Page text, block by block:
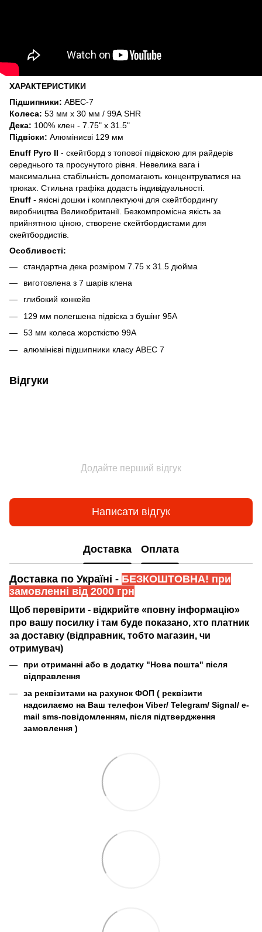
ХАРАКТЕРИСТИКИ
Підшипники: ABEC-7
Колеса: 53 мм х 30 мм / 99А SHR
Дека: 100% клен - 7.75" х 31.5"
Підвіски: Алюміниєві 129 мм
Enuff Pyro II - скейтборд з топової підвіскою для райдерів
середнього та просунутого рівня. Невелика вага і
максимальна стабільність допомагають концентруватися на
трюках. Стильна графіка додасть індивідуальності.
Enuff - якісні дошки і комплектуючі для скейтбордингу
виробництва Великобританії. Безкомпромісна якість за
прийнятною ціною, створене скейтбордистами для
скейтбордистів.
Особливості:
стандартна дека розміром 7.75 х 31.5 дюйма
виготовлена ​​з 7 шарів клена
глибокий конкейв
129 мм полегшена підвіска з бушінг 95А
53 мм колеса жорсткістю 99А
алюмінієві підшипники класу ABEC 7
Відгуки
Додайте перший відгук
Написати відгук
Доставка Оплата
Доставка по Україні - БЕЗКОШТОВНА! при
замовленні від 2000 грн
Щоб перевірити - відкрийте «повну інформацію»
про вашу посилку і там буде показано, хто платник
за доставку (відправник, тобто магазин, чи
отримувач)
при отриманні або в додатку "Нова пошта" після
відправлення
за реквізитами на рахунок ФОП ( реквізити
надсилаємо на Ваш телефон Viber/ Telegram/ Signal/ e-
mail sms-повідомленням, після підтвердження
замовлення )